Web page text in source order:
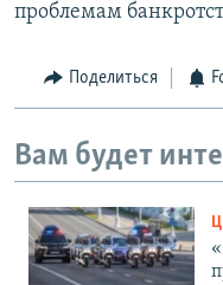
проблемам
Поделиться
Вам будет